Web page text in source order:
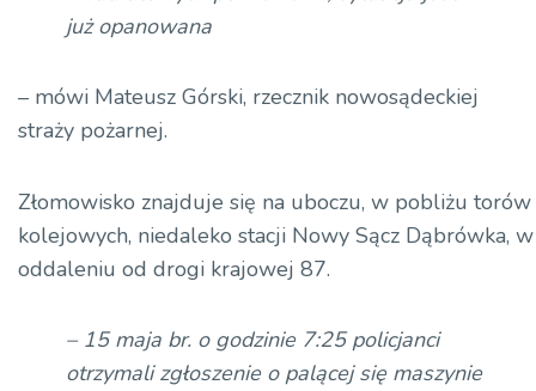
już opanowana
– mówi Mateusz Górski, rzecznik nowosądeckiej
straży pożarnej.
Złomowisko znajduje się na uboczu, w pobliżu torów
kolejowych, niedaleko stacji Nowy Sącz Dąbrówka, w
oddaleniu od drogi krajowej 87.
– 15 maja br. o godzinie 7:25 policjanci
otrzymali zgłoszenie o palącej się maszynie